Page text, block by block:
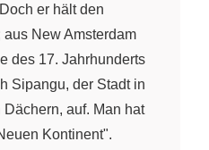
er hält den
New Amsterdam
des 17. Jahrhunderts
Sipangu, der Stadt in
auf. Man hat
Kontinent".